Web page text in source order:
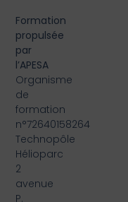
Formation
propulsée
par
l’APESA
Organisme
de
formation
n°72640158264
Technopôle
Hélioparc
2
avenue
P.